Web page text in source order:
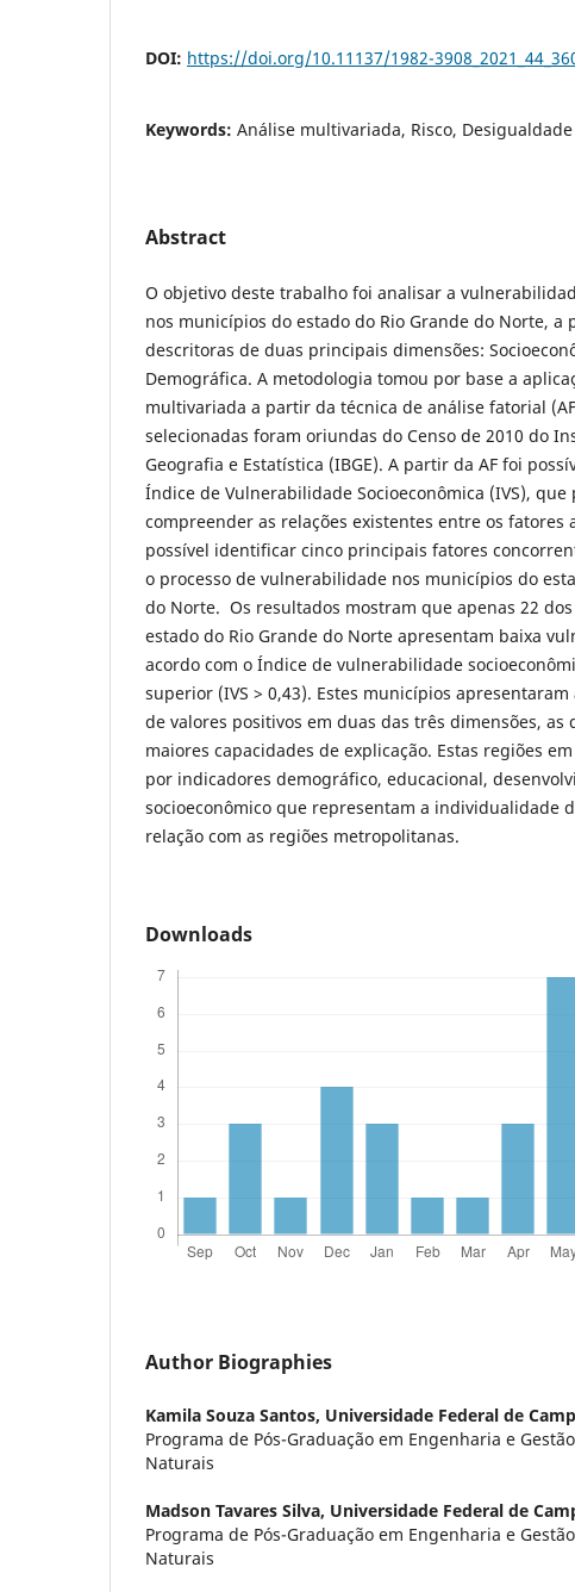
DOI: https://doi.org/10.11137/1982-
Keywords: Análise multivariada, Risco, Desigualdade
Abstract
O objetivo deste trabalho foi analisar a
nos municípios do estado do Rio Grande do Norte, a
descritoras de duas principais dimensões:
Demográfica. A metodologia tomou por base a
multivariada a partir da técnica de análise fatorial
selecionadas foram oriundas do Censo de 2010 do
Geografia e Estatística (IBGE). A partir da AF foi
Índice de Vulnerabilidade Socioeconômica (IVS),
compreender as relações existentes entre os fatores
possível identificar cinco principais fatores
o processo de vulnerabilidade nos municípios do
do Norte. Os resultados mostram que apenas 22
estado do Rio Grande do Norte apresentam baixa
acordo com o Índice de vulnerabilidade
superior (IVS > 0,43). Estes municípios
de valores positivos em duas das três dimensões, as
maiores capacidades de explicação. Estas regiões
por indicadores demográfico, educacional,
socioeconômico que representam a individualidade
relação com as regiões metropolitanas.
Downloads
Author Biographies
Kamila Souza Santos, Universidade Federal de
Programa de Pós-Graduação em Engenharia e
Naturais
Madson Tavares Silva, Universidade Federal de
Programa de Pós-Graduação em Engenharia e
Naturais